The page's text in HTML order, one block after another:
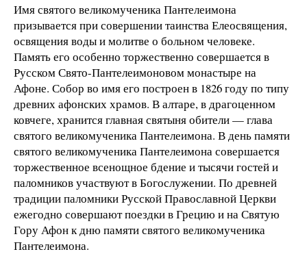
Имя святого великомученика Пантелеимона
призывается при совершении таинства Елеосвящения,
освящения воды и молитве о больном человеке.
Память его особенно торжественно совершается в
Русском Свято-Пантелеимоновом монастыре на
Афоне. Собор во имя его построен в 1826 году по типу
древних афонских храмов. В алтаре, в драгоценном
ковчеге, хранится главная святыня обители — глава
святого великомученика Пантелеимона. В день памяти
святого великомученика Пантелеимона совершается
торжественное всенощное бдение и тысячи гостей и
паломников участвуют в Богослужении. По древней
традиции паломники Русской Православной Церкви
ежегодно совершают поездки в Грецию и на Святую
Гору Афон к дню памяти святого великомученика
Пантелеимона.